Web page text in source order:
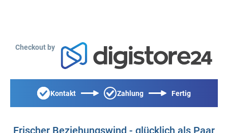
Checkout by
Kontakt Zahlung Fertig
Frischer Beziehungswind - glücklich als Paar